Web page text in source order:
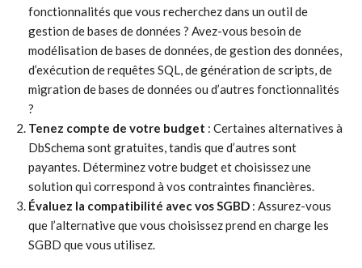
fonctionnalités que vous recherchez dans un outil de
gestion de bases de données ? Avez-vous besoin de
modélisation de bases de données, de gestion des données,
d’exécution de requêtes SQL, de génération de scripts, de
migration de bases de données ou d’autres fonctionnalités
?
Tenez compte de votre budget : Certaines alternatives à
DbSchema sont gratuites, tandis que d’autres sont
payantes. Déterminez votre budget et choisissez une
solution qui correspond à vos contraintes financières.
Évaluez la compatibilité avec vos SGBD : Assurez-vous
que l’alternative que vous choisissez prend en charge les
SGBD que vous utilisez.